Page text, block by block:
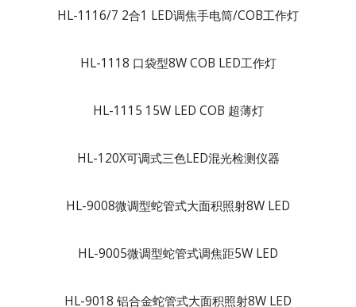
HL-1116/7 2合1 LED调焦手电筒/COB工作灯
HL-1118 口袋型8W COB LED工作灯
HL-1115 15W LED COB 超薄灯
HL-120X可调式三色LED混光检测仪器
HL-9008微调型蛇管式大面积照射8W LED
HL-9005微调型蛇管式调焦距5W LED
HL-9018 铝合金蛇管式大面积照射8W LED